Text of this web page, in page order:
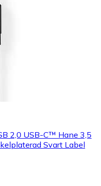
2,0 USB-C™ Hane 3,5
Svart Label